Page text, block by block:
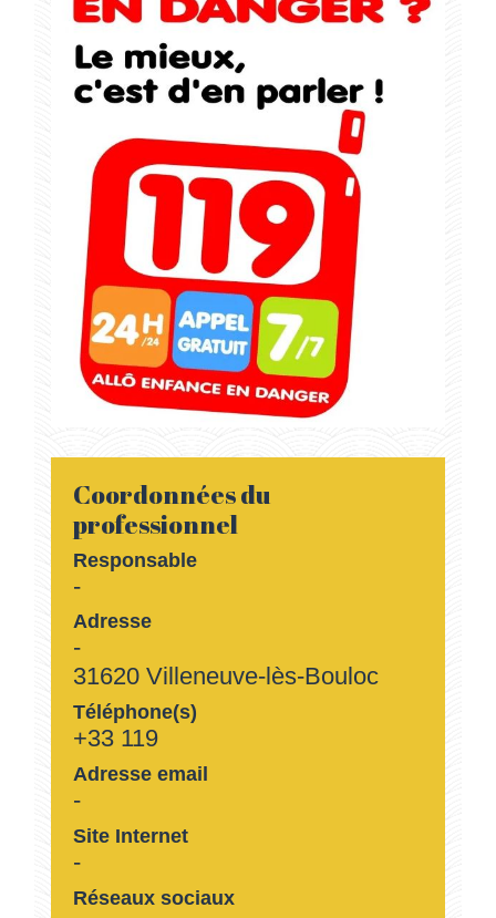
Coordonnées du
professionnel
Responsable
-
Adresse
-
31620 Villeneuve-lès-Bouloc
Téléphone(s)
+33 119
Adresse email
-
Site Internet
-
Réseaux sociaux